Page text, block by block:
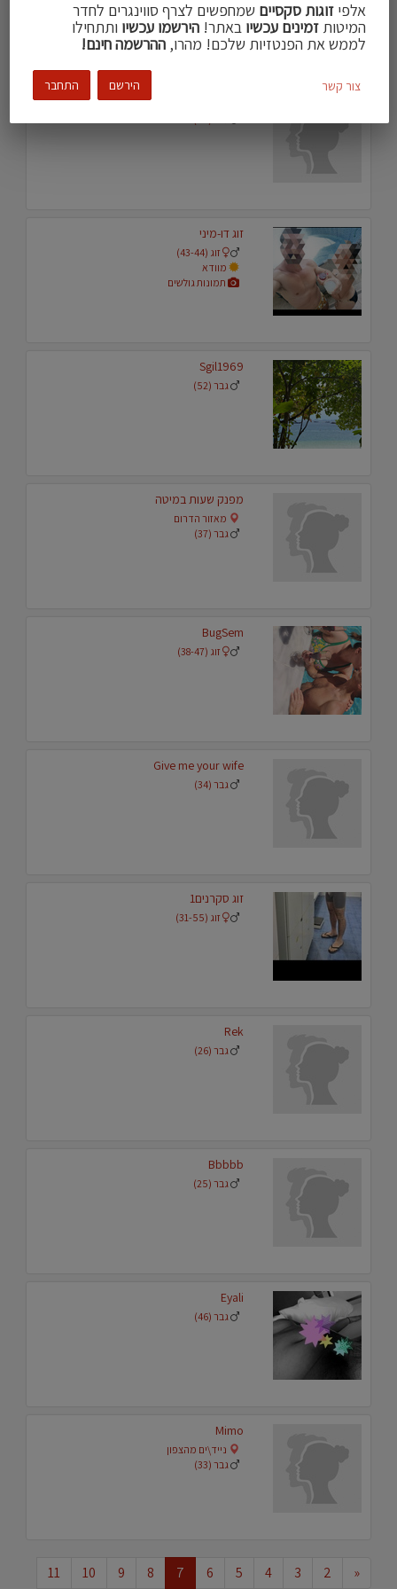
זוג דו-מיני
זוג (43-44)
מוודא
תמונות גולשים
Sgil1969
גבר (52)
מפנק שעות במיטה
מאזור הדרום
גבר (37)
BugSem
זוג (38-47)
Give me your wife
גבר (34)
זוג סקרנים1
זוג (31-55)
Rek
גבר (26)
Bbbbb
גבר (25)
Eyali
גבר (46)
Mimo
נייד\ים מהצפון
גבר (33)
«
2
3
4
5
6
7
8
9
10
11
אלפיזוגות סקסיים שמחפשים לצרף סווינגרים לחדר
המיטותזמינים עכשיו באתר!הירשמו עכשיו ותתחילו
לממש את הפנטזיות שלכם! מהרו,ההרשמה חינם!
הירשם התחבר צור קשר